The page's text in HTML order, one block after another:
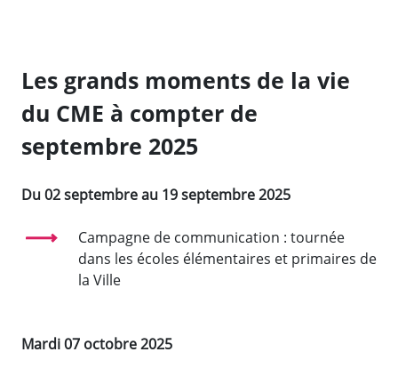
Les grands moments de la vie
du CME à compter de
septembre 2025
Du 02 septembre au 19 septembre 2025
Campagne de communication : tournée
dans les écoles élémentaires et primaires de
la Ville
Mardi 07 octobre 2025